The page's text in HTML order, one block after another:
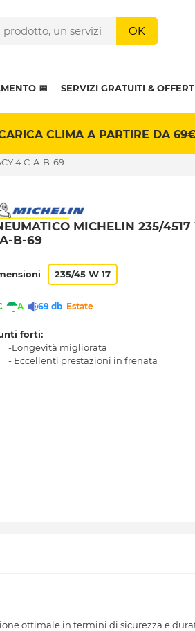
OK
📅 SERVIZI GRATUITI &
CLIMA A PARTIRE DA
4 C-A-B-69
MICHELIN 235/
B-69
235/45 W 17
A 69 db Estate
forti:
-Longevità migliorata
- Eccellenti prestazioni in frenata
ottimale in termini di sicurezza e